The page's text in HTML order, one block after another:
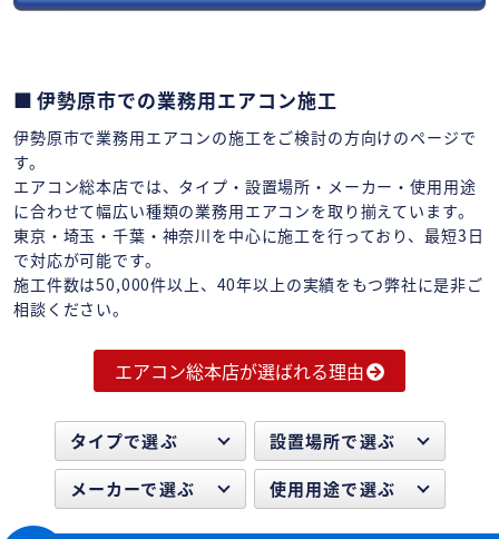
伊勢原市での業務用エアコン施工
伊勢原市で業務用エアコンの施工をご検討の方向けのページで
す。
エアコン総本店では、タイプ・設置場所・メーカー・使用用途
に合わせて幅広い種類の業務用エアコンを取り揃えています。
東京・埼玉・千葉・神奈川を中心に施工を行っており、最短3日
で対応が可能です。
施工件数は50,000件以上、40年以上の実績をもつ弊社に是非ご
相談ください。
エアコン総本店が選ばれる理由
タイプで選ぶ 設置場所で選ぶ
メーカーで選ぶ 使用用途で選ぶ